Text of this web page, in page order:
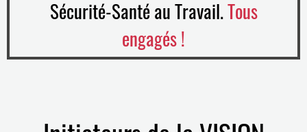
Sécurité-Santé au Travail.Tous
engagés !